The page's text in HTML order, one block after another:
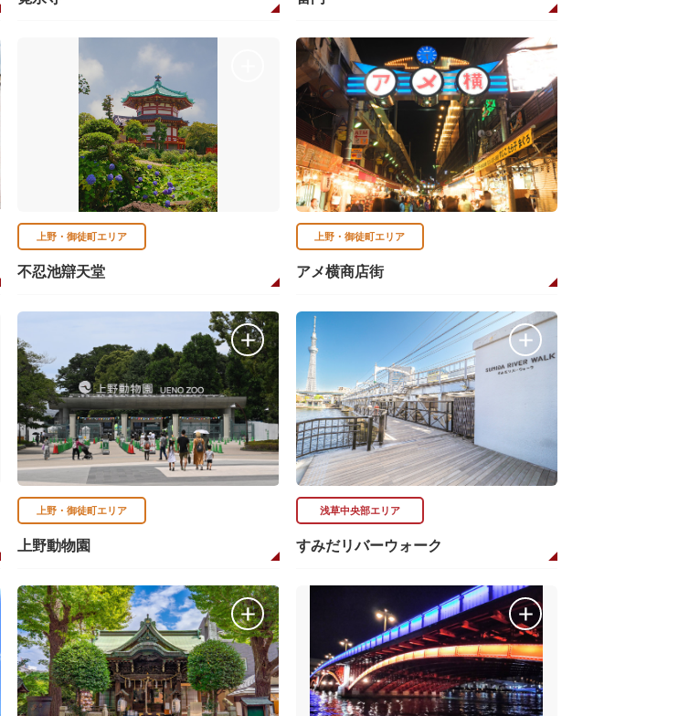
上野・御徒町エリア
不忍池辯天堂
上野・御徒町エリア
アメ横商店街
上野・御徒町エリア
上野動物園
浅草中央部エリア
すみだリバーウォーク